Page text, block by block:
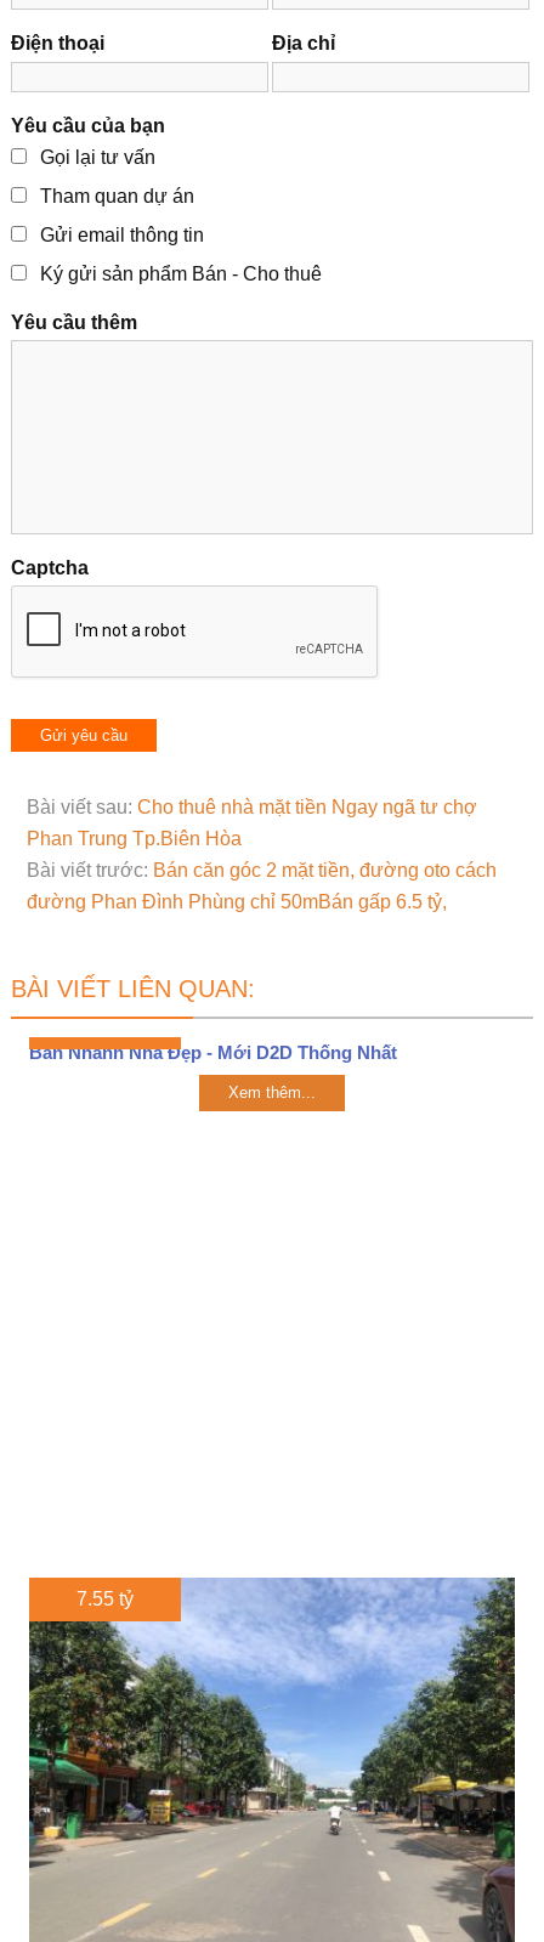
Điện thoại Địa chỉ
Yêu cầu của bạn
Gọi lại tư vấn
Tham quan dự án
Gửi email thông tin
Ký gửi sản phẩm Bán - Cho thuê
Yêu cầu thêm
Captcha
Bài viết sau: Cho thuê nhà mặt tiền Ngay ngã tư chợ
Phan Trung Tp.Biên Hòa
Bài viết trước: Bán căn góc 2 mặt tiền, đường oto cách
đường Phan Đình Phùng chỉ 50mBán gấp 6.5 tỷ,
BÀI VIẾT LIÊN QUAN:
Bán Nhanh Nhà Đẹp - Mới D2D Thống Nhất
Xem thêm...
7.55 tỷ